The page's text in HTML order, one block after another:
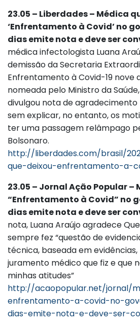
23.05 – Liberdades – Médica
‘Enfrentamento à Covid’ no
dias emite nota e deve ser
médica infectologista Luana
demissão da Secretaria
Enfrentamento à Covid-19 nove
nomeada pelo Ministro da
divulgou nota de
sem explicar, no entanto, os
ter uma passagem relâmpago
Bolsonaro.
http://liberdades.com/brasil/
que-deixou-enfrentamento-a-
23.05 – Jornal Ação Popular –
“Enfrentamento à Covid” no
dias emite nota e deve ser
nota, Luana Araújo agradece
sempre fez “questão de
técnica, baseada em
juramento médico que fiz e que
minhas atitudes”
http://acaopopular.net/jornal/
enfrentamento-a-covid-no-
dias-emite-nota-e-deve-ser-